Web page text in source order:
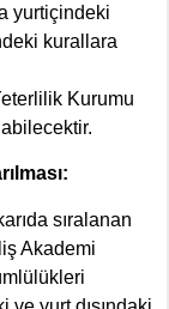
yurtiçindeki
kurallara
Kurumu
sıralanan
Akademi